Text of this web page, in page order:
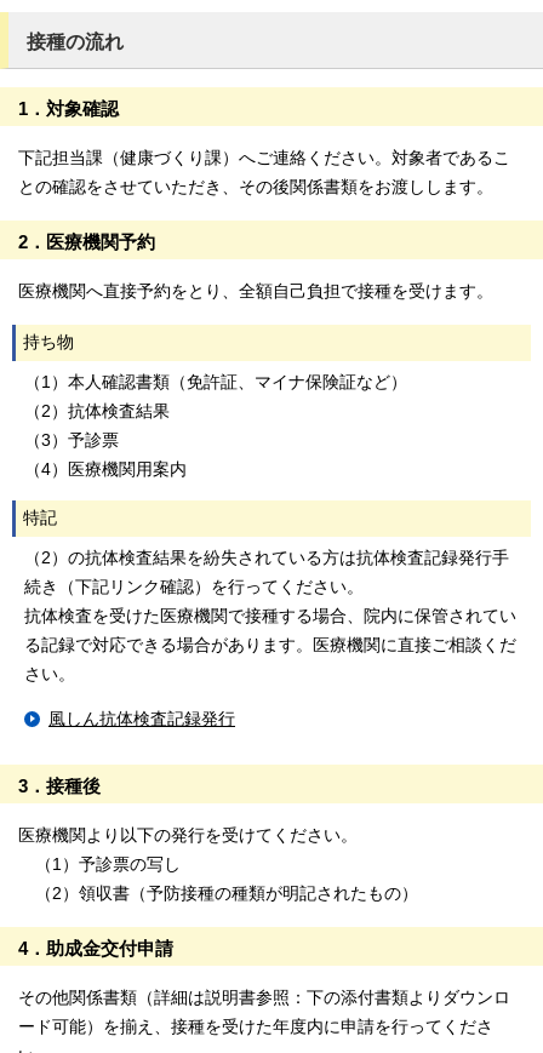
接種の流れ
1．対象確認
下記担当課（健康づくり課）へご連絡ください。対象者であるこ
との確認をさせていただき、その後関係書類をお渡しします。
2．医療機関予約
医療機関へ直接予約をとり、全額自己負担で接種を受けます。
持ち物
（1）本人確認書類（免許証、マイナ保険証など）
（2）抗体検査結果
（3）予診票
（4）医療機関用案内
特記
（2）の抗体検査結果を紛失されている方は抗体検査記録発行手
続き（下記リンク確認）を行ってください。
抗体検査を受けた医療機関で接種する場合、院内に保管されてい
る記録で対応できる場合があります。医療機関に直接ご相談くだ
さい。
風しん抗体検査記録発行
3．接種後
医療機関より以下の発行を受けてください。
（1）予診票の写し
（2）領収書（予防接種の種類が明記されたもの）
4．助成金交付申請
その他関係書類（詳細は説明書参照：下の添付書類よりダウンロ
ード可能）を揃え、接種を受けた年度内に申請を行ってくださ